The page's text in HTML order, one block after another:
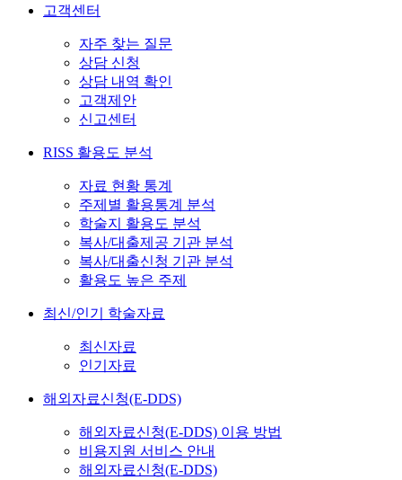
고객센터
자주 찾는 질문
상담 신청
상담 내역 확인
고객제안
신고센터
RISS 활용도 분석
자료 현황 통계
주제별 활용통계 분석
학술지 활용도 분석
복사/대출제공 기관 분석
복사/대출신청 기관 분석
활용도 높은 주제
최신/인기 학술자료
최신자료
인기자료
해외자료신청(E-DDS)
해외자료신청(E-DDS) 이용 방법
비용지원 서비스 안내
해외자료신청(E-DDS)